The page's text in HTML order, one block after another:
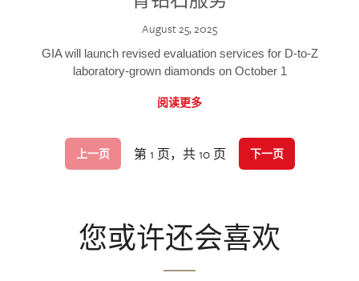
August 25, 2025
GIA will launch revised evaluation services for D-to-Z
laboratory-grown diamonds on October 1
阅读更多
上一页 第 1 页，共 10 页 下一页
您或许还会喜欢